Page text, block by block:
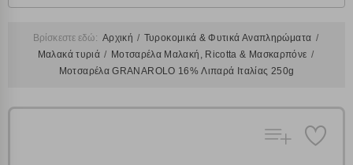
Βρίσκεστε εδώ: Αρχική
Τυροκομικά & Φυτικά Αναπληρώματα
Μαλακά τυριά
Μοτσαρέλα Μαλακή, Ricotta & Μασκαρπόνε
Μοτσαρέλα GRANAROLO 16% Λιπαρά Ιταλίας 250g